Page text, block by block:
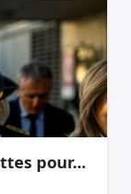
pour...